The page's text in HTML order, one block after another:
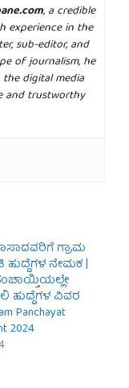
, a credible
experience in the
sub-editor, and
of journalism, he
digital media
and trustworthy
ಗ್ರಾಮ
ನೇಮಕ |
ಹುದ್ದೆಗಳ ವಿವರ
Panchayat
2024